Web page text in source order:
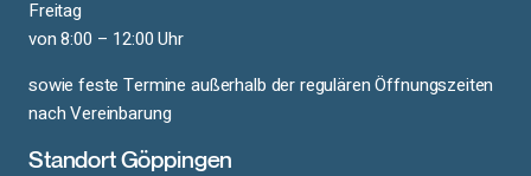
Freitag
von 8:00 – 12:00 Uhr
sowie feste Termine außerhalb der regulären Öffnungszeiten
nach Vereinbarung
Standort Göppingen